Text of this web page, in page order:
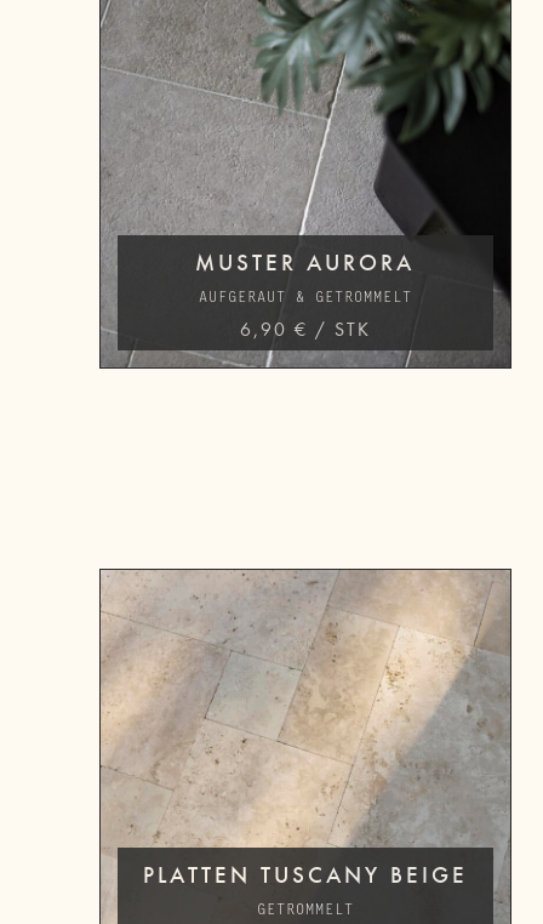
MUSTER AURORA
AUFGERAUT & GETROMMELT
6,90 € / STK
PLATTEN TUSCANY BEIGE
GETROMMELT